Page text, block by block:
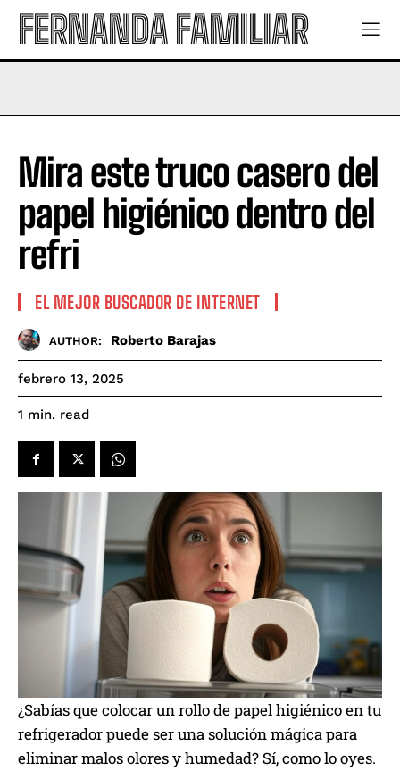
FERNANDA FAMILIAR
Mira este truco casero del
papel higiénico dentro del
refri
EL MEJOR BUSCADOR DE INTERNET
AUTHOR: Roberto Barajas
febrero 13, 2025
1 min. read
¿Sabías que colocar un rollo de papel higiénico en tu
refrigerador puede ser una solución mágica para
eliminar malos olores y humedad? Sí, como lo oyes.